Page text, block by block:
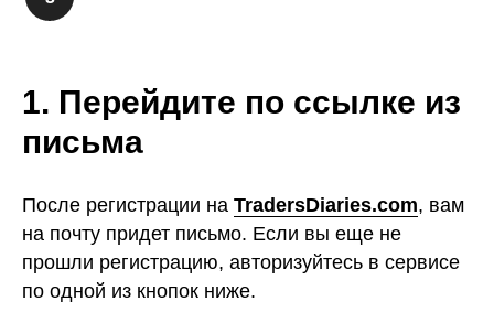
1. Перейдите по ссылке из
письма
После регистрации на TradersDiaries.com, вам
на почту придет письмо. Если вы еще не
прошли регистрацию, авторизуйтесь в сервисе
по одной из кнопок ниже.